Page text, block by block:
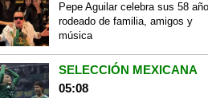
Pepe Aguilar celebra sus 58
rodeado de familia, amigos y
música
SELECCIÓN MEXICANA
05:08